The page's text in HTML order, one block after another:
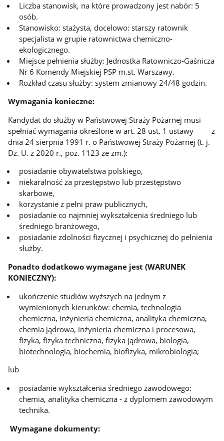
Liczba stanowisk, na które prowadzony jest nabór: 5
osób.
Stanowisko: stażysta, docelowo: starszy ratownik
specjalista w grupie ratownictwa chemiczno-
ekologicznego.
Miejsce pełnienia służby: Jednostka Ratowniczo-Gaśnicza
Nr 6 Komendy Miejskiej PSP m.st. Warszawy.
Rozkład czasu służby: system zmianowy 24/48 godzin.
Wymagania konieczne:
Kandydat do służby w Państwowej Straży Pożarnej musi
spełniać wymagania określone w art. 28 ust. 1 ustawy z
dnia 24 sierpnia 1991 r. o Państwowej Straży Pożarnej (t. j.
Dz. U. z 2020 r., poz. 1123 ze zm.):
posiadanie obywatelstwa polskiego,
niekaralność za przestępstwo lub przestępstwo
skarbowe,
korzystanie z pełni praw publicznych,
posiadanie co najmniej wykształcenia średniego lub
średniego branżowego,
posiadanie zdolności fizycznej i psychicznej do pełnienia
służby.
Ponadto dodatkowo wymagane jest (WARUNEK
KONIECZNY):
ukończenie studiów wyższych na jednym z
wymienionych kierunków: chemia, technologia
chemiczna, inżynieria chemiczna, analityka chemiczna,
chemia jądrowa, inżynieria chemiczna i procesowa,
fizyka, fizyka techniczna, fizyka jądrowa, biologia,
biotechnologia, biochemia, biofizyka, mikrobiologia;
lub
posiadanie wykształcenia średniego zawodowego:
chemia, analityka chemiczna - z dyplomem zawodowym
technika.
Wymagane dokumenty: